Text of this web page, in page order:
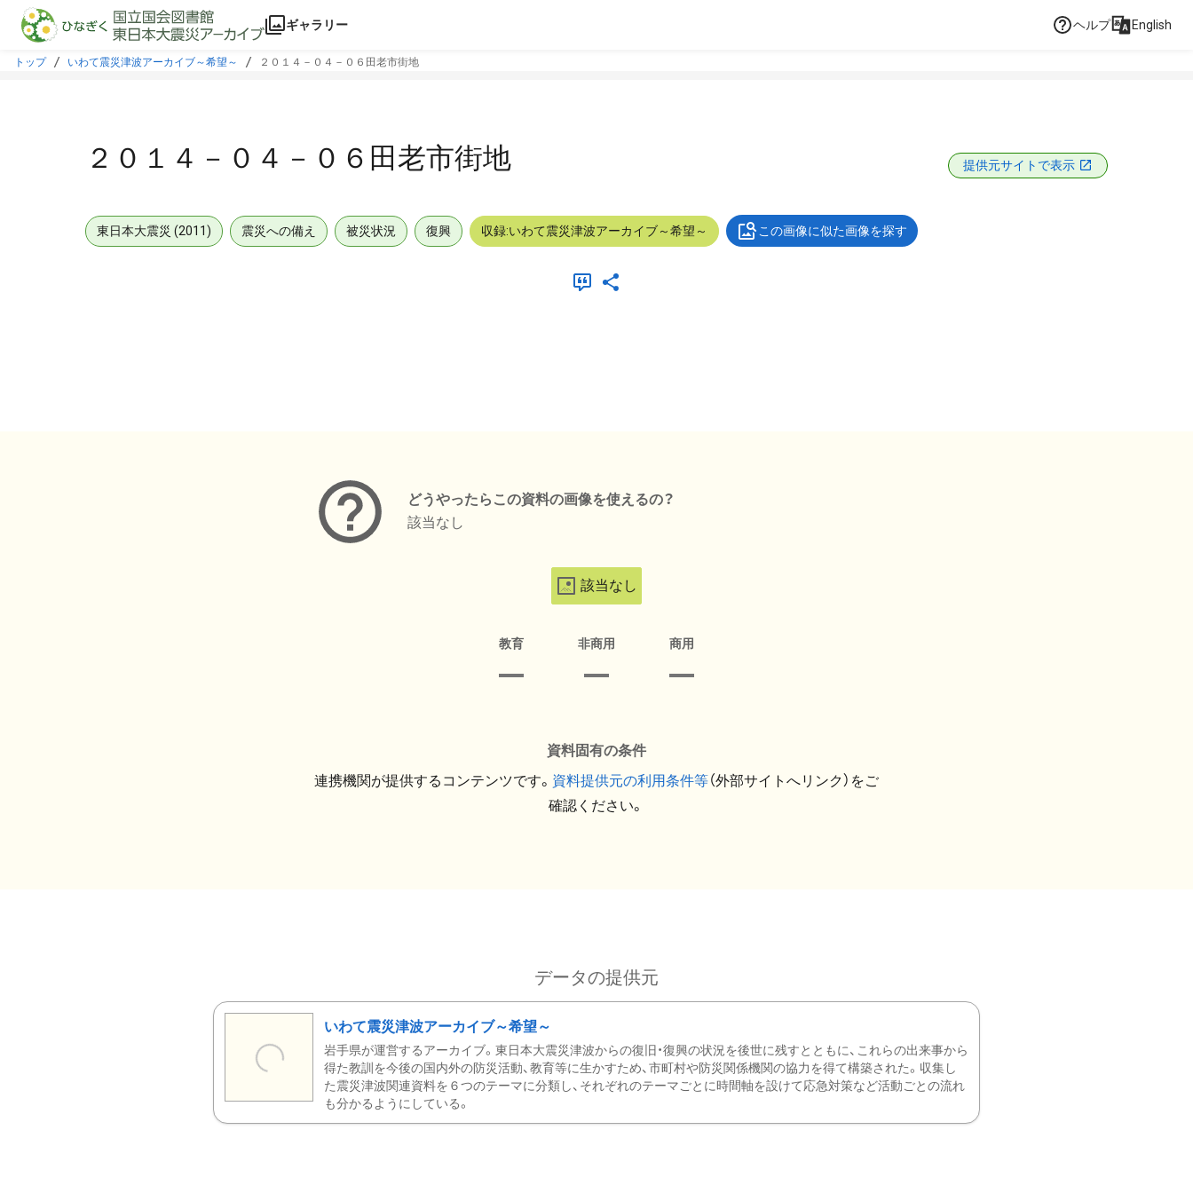
本文に飛ぶ
ギャラリー ヘルプ English
トップ いわて震災津波アーカイブ～希望～ ２０１４－０４－０６田老市街地
２０１４－０４－０６田老市街地 提供元サイトで表示
東日本大震災 (2011) 震災への備え 被災状況 復興 収録:いわて震災津波アーカイブ～希望～ この画像に似た画像を探す
どうやったらこの資料の画像を使えるの？
該当なし
該当なし
教育 非商用 商用
資料固有の条件
連携機関が提供するコンテンツです。 資料提供元の利用条件等（外部サイトへリンク）をご
確認ください。
データの提供元
いわて震災津波アーカイブ～希望～
岩手県が運営するアーカイブ。東日本大震災津波からの復旧・復興の状況を後世に残すとともに、これらの出来事から
得た教訓を今後の国内外の防災活動、教育等に生かすため、市町村や防災関係機関の協力を得て構築された。収集し
た震災津波関連資料を６つのテーマに分類し、それぞれのテーマごとに時間軸を設けて応急対策など活動ごとの流れ
も分かるようにしている。